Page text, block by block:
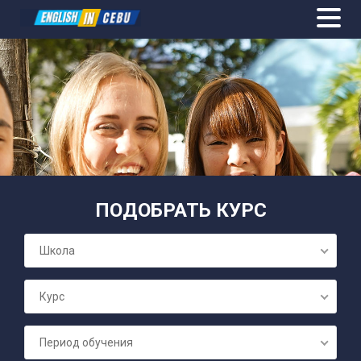
СЕМЕЙНЫЕ
ПОДОБРАТЬ КУРС
Школа
Курс
Период обучения